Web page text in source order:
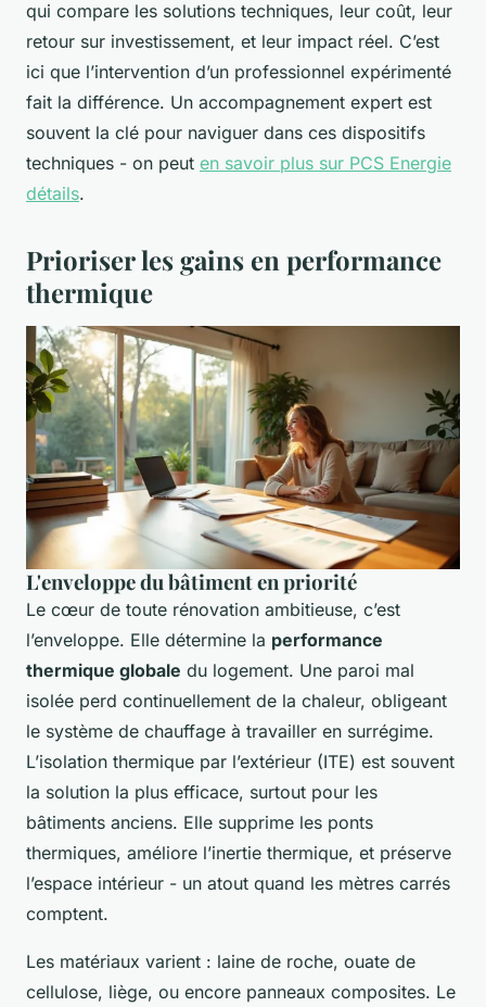
qui compare les solutions techniques, leur coût, leur
retour sur investissement, et leur impact réel. C’est
ici que l’intervention d’un professionnel expérimenté
fait la différence. Un accompagnement expert est
souvent la clé pour naviguer dans ces dispositifs
techniques - on peut en savoir plus sur PCS Energie
détails.
Prioriser les gains en performance
thermique
L'enveloppe du bâtiment en priorité
Le cœur de toute rénovation ambitieuse, c’est
l’enveloppe. Elle détermine la performance
thermique globale du logement. Une paroi mal
isolée perd continuellement de la chaleur, obligeant
le système de chauffage à travailler en surrégime.
L’isolation thermique par l’extérieur (ITE) est souvent
la solution la plus efficace, surtout pour les
bâtiments anciens. Elle supprime les ponts
thermiques, améliore l’inertie thermique, et préserve
l’espace intérieur - un atout quand les mètres carrés
comptent.
Les matériaux varient : laine de roche, ouate de
cellulose, liège, ou encore panneaux composites. Le